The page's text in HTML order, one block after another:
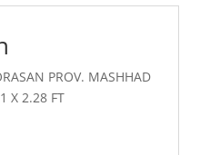
PROV. MASHHAD
X 2.28 FT